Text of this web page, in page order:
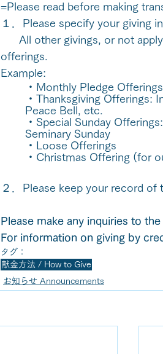
=Please read before making
１．Please specify your giving
offerings.
Example:
・Monthly Pledge
・Thanksgiving Offerings:
Peace Bell, etc.
・Special Sunday
Seminary Sunday
・Loose Offerings
・Christmas Offering (for
２．Please keep your record of
Please make any inquiries to
For information on giving by
タグ：
献金方法 / How to Give
お知らせ Announcements